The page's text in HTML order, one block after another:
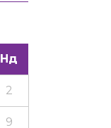
Нд
2
9